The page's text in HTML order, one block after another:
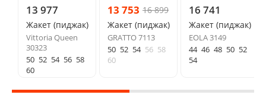
13 977
Жакет (пиджак)
Vittoria Queen
30323
50 52 54 56 58
60
13 753 16 899
Жакет (пиджак)
GRATTO 7113
50 52 54 56 58
60
16 741
Жакет (пиджак)
EOLA 3149
44 46 48 50 52
54